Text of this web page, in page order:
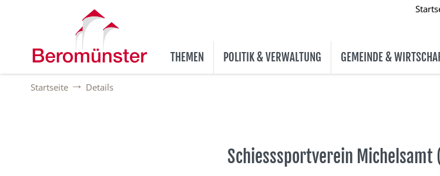
THEMEN POLITIK & VERWALTUNG GEMEINDE &
Startseite Details
Schiesssportverein Michelsamt